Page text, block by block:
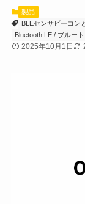
製品
BLEセンサビーコン
Bluetooth LE / ブルー
2025年10月1日